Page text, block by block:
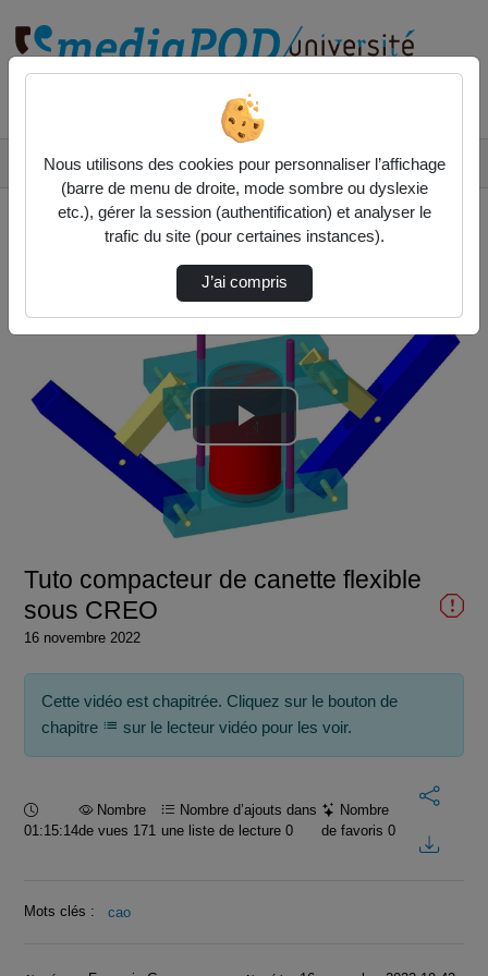
Tuto compacteur de canette flexible sous CREO
Lire
la
Tuto compacteur de canette flexible
sous CREO
16 novembre 2022
Cette vidéo est chapitrée. Cliquez sur le bouton de
chapitre
sur le lecteur vidéo pour les voir.
Durée :
01:15:14
Nombre
de vues 171
Nombre d’ajouts dans
une liste de lecture 0
Nombre
de favoris0
Mots clés : cao
Nous utilisons des cookies pour personnaliser l’affichage
(barre de menu de droite, mode sombre ou dyslexie
etc.), gérer la session (authentification) et analyser le
trafic du site (pour certaines instances).
J’ai compris